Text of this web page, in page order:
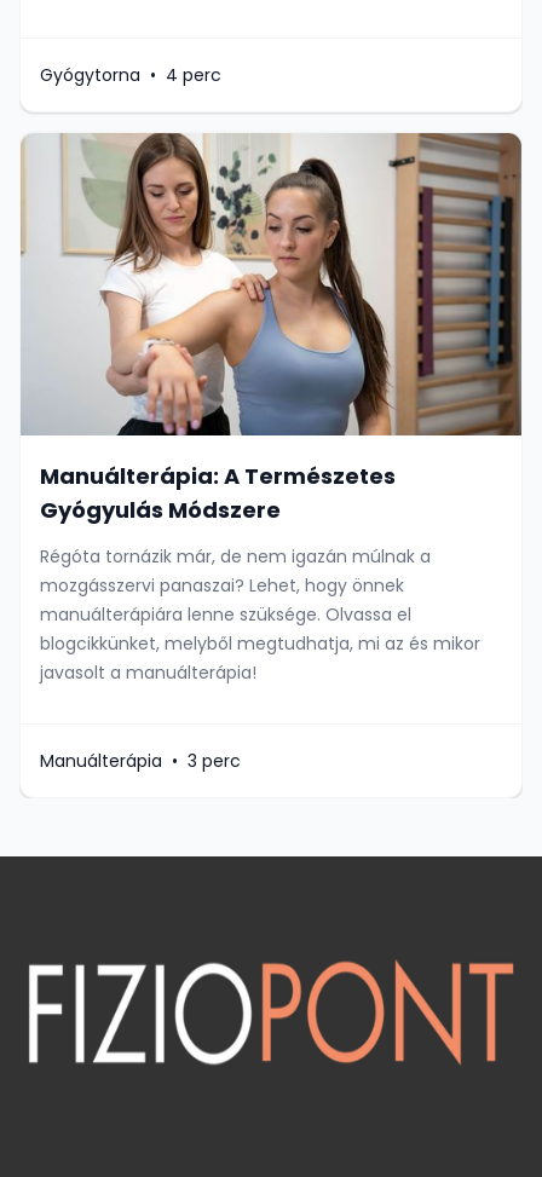
Gyógytorna • 4 perc
Manuálterápia: A Természetes
Gyógyulás Módszere
Régóta tornázik már, de nem igazán múlnak a
mozgásszervi panaszai? Lehet, hogy önnek
manuálterápiára lenne szüksége. Olvassa el
blogcikkünket, melyből megtudhatja, mi az és mikor
javasolt a manuálterápia!
Manuálterápia • 3 perc